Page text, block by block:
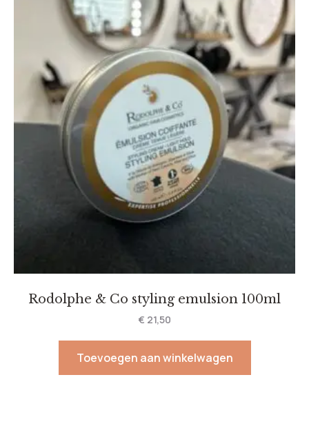
Rodolphe & Co styling emulsion 100ml
€ 21,50
Toevoegen aan winkelwagen